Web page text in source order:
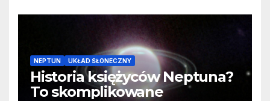
NEPTUN UKŁAD SŁONECZNY
Historia księżyców Neptuna?
To skomplikowane